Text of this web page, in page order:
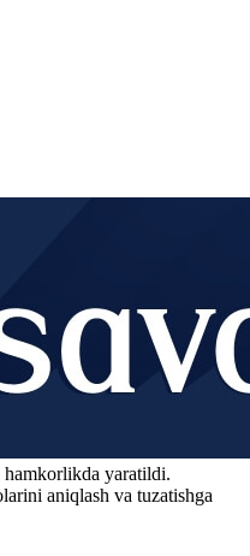
yaratildi.
aniqlash va tuzatishga